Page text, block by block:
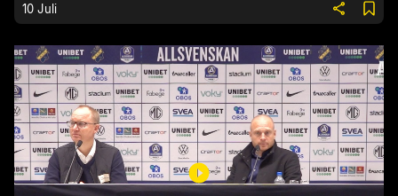
10 Juli